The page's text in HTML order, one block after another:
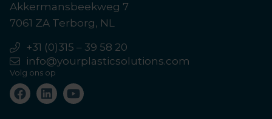
Over Your Plastic Solutions
Offerte aanvragen
Akkermansbeekweg 7
7061 ZA Terborg, NL
+31 (0)315 – 39 58 20
info@yourplasticsolutions.com
Volg ons op